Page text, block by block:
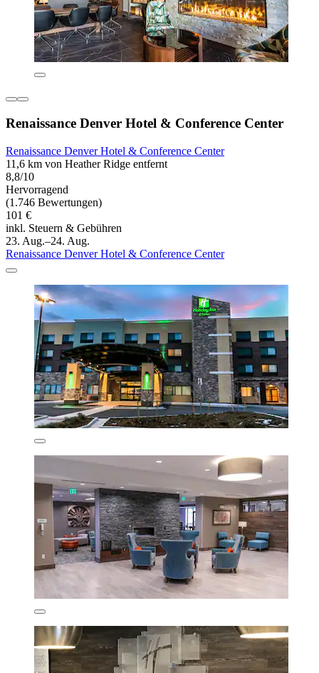
Renaissance Denver Hotel & Conference Center
Renaissance Denver Hotel & Conference Center
11,6 km von Heather Ridge entfernt
8,8/10
Hervorragend
(1.746 Bewertungen)
101 €
inkl. Steuern & Gebühren
23. Aug.–24. Aug.
Renaissance Denver Hotel & Conference Center